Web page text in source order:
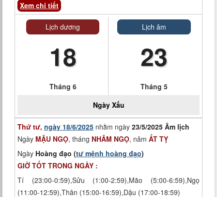
Xem chi tiết
Lịch dương
18
Tháng 6
Lịch âm
23
Tháng 5
Ngày Xấu
Thứ tư, ngày 18/6/2025 nhằm ngày 23/5/2025 Âm lịch
Ngày MẬU NGỌ, tháng NHÂM NGỌ, năm ẤT TỴ
Ngày Hoàng đạo (tư mệnh hoàng đạo)
GIỜ TỐT TRONG NGÀY :
Tí (23:00-0:59),Sửu (1:00-2:59),Mão (5:00-6:59),Ngọ
(11:00-12:59),Thân (15:00-16:59),Dậu (17:00-18:59)